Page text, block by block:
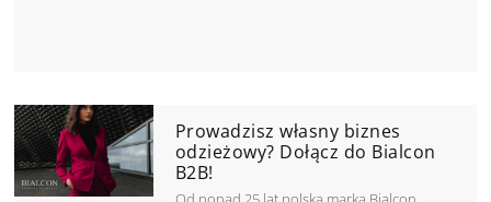
Prowadzisz własny biznes
odzieżowy? Dołącz do Bialcon
B2B!